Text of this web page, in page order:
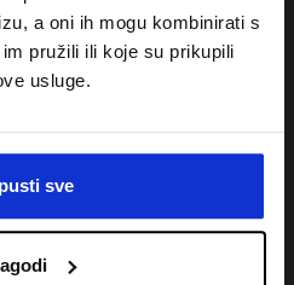
a oni ih mogu kombinirati s
pružili ili koje su prikupili
usluge.
sve